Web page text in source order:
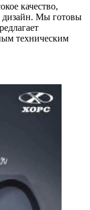
качество,
дизайн. Мы готовы
техническим